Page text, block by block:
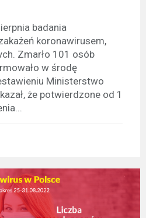
badania
koronawirusem,
Zmarło 101 osób
w środę
Ministerstwo
że potwierdzone od 1